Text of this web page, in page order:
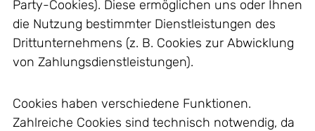
Party-Cookies). Diese ermöglichen uns oder Ihnen
die Nutzung bestimmter Dienstleistungen des
Drittunternehmens (z. B. Cookies zur Abwicklung
von Zahlungsdienstleistungen).
Cookies haben verschiedene Funktionen.
Zahlreiche Cookies sind technisch notwendig, da